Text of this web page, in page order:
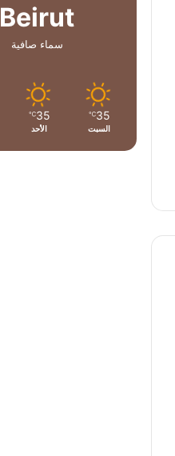
Beirut
سماء صافية
35
℃
السبت
35
℃
الأحد